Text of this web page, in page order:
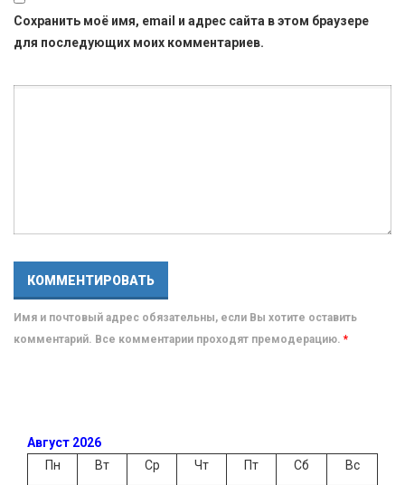
Сохранить моё имя, email и адрес сайта в этом браузере
для последующих моих комментариев.
Имя и почтовый адрес обязательны, если Вы хотите оставить
комментарий. Все комментарии проходят премодерацию. *
Август 2026
Пн
Вт Ср Чт Пт Сб Вс